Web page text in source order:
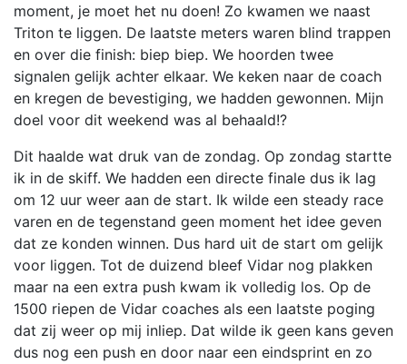
moment, je moet het nu doen! Zo kwamen we naast
Triton te liggen. De laatste meters waren blind trappen
en over die finish: biep biep. We hoorden twee
signalen gelijk achter elkaar. We keken naar de coach
en kregen de bevestiging, we hadden gewonnen. Mijn
doel voor dit weekend was al behaald!?
Dit haalde wat druk van de zondag. Op zondag startte
ik in de skiff. We hadden een directe finale dus ik lag
om 12 uur weer aan de start. Ik wilde een steady race
varen en de tegenstand geen moment het idee geven
dat ze konden winnen. Dus hard uit de start om gelijk
voor liggen. Tot de duizend bleef Vidar nog plakken
maar na een extra push kwam ik volledig los. Op de
1500 riepen de Vidar coaches als een laatste poging
dat zij weer op mij inliep. Dat wilde ik geen kans geven
dus nog een push en door naar een eindsprint en zo